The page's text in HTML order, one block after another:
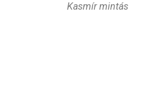
Kasmír mintás